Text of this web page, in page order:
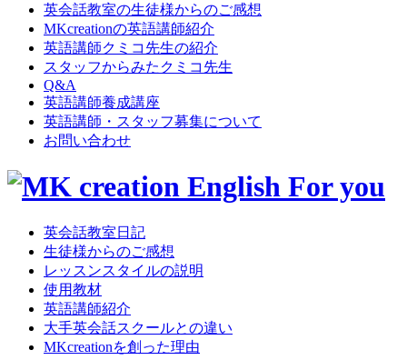
英会話教室の生徒様からのご感想
MKcreationの英語講師紹介
英語講師クミコ先生の紹介
スタッフからみたクミコ先生
Q&A
英語講師養成講座
英語講師・スタッフ募集について
お問い合わせ
英会話教室日記
生徒様からのご感想
レッスンスタイルの説明
使用教材
英語講師紹介
大手英会話スクールとの違い
MKcreationを創った理由